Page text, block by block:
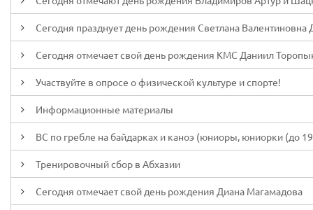
Сегодня празднует день рождения Светлана Валентиновна
Сегодня отмечает свой день рождения КМС Даниил
Участвуйте в опросе о физической культуре и спорте!
Информационные материалы
ВС по гребле на байдарках и каноэ (юниоры, юниорки (до
Тренировочный сбор в Абхазии
Сегодня отмечает свой день рождения Диана Магамадова